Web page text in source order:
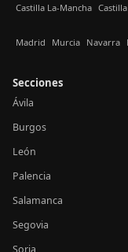
Castilla La-Mancha
Madrid Murcia Navarra
Secciones
Ávila
Burgos
León
Palencia
Salamanca
Segovia